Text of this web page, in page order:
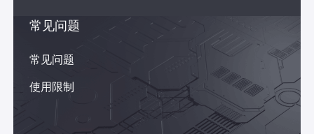
常见问题
常见问题
使用限制